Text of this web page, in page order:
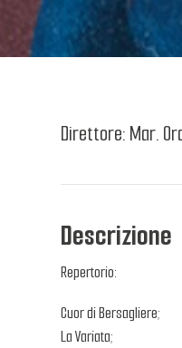
Direttore: Mar.
Descrizione
Repertorio:
Cuor di Bersagliere;
La Variata;